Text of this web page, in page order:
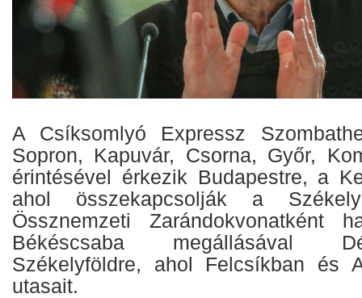
A Csíksomlyó Expressz
Sopron, Kapuvár, Csorna, Győr,
érintésével érkezik Budapestre, a
ahol összekapcsolják a
Össznemzeti Zarándokvonatként
Békéscsaba megállásával
Székelyföldre, ahol Felcsíkban és
utasait.